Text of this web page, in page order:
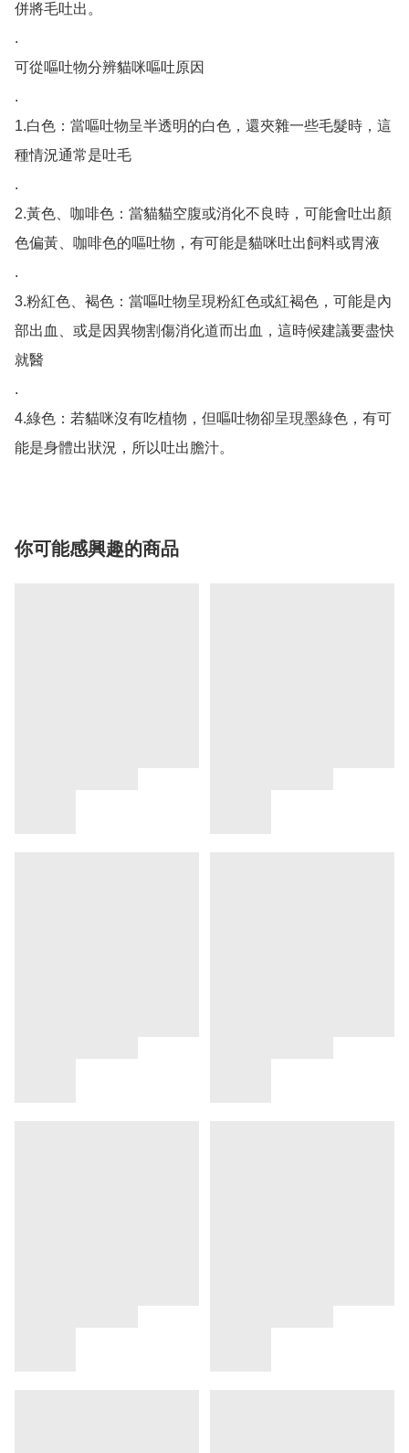
併將毛吐出。
.
可從嘔吐物分辨貓咪嘔吐原因
.
1.白色：當嘔吐物呈半透明的白色，還夾雜一些毛髮時，這
種情況通常是吐毛
.
2.黃色、咖啡色：當貓貓空腹或消化不良時，可能會吐出顏
色偏黃、咖啡色的嘔吐物，有可能是貓咪吐出飼料或胃液
.
3.粉紅色、褐色：當嘔吐物呈現粉紅色或紅褐色，可能是內
部出血、或是因異物割傷消化道而出血，這時候建議要盡快
就醫
.
4.綠色：若貓咪沒有吃植物，但嘔吐物卻呈現墨綠色，有可
能是身體出狀況，所以吐出膽汁。
你可能感興趣的商品